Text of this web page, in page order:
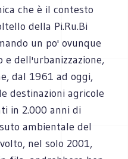
che è il contesto
della Pi.Ru.Bi
un po' ovunque
dell'urbanizzazione,
dal 1961 ad oggi,
destinazioni agricole
in 2.000 anni di
ambientale del
nel solo 2001,